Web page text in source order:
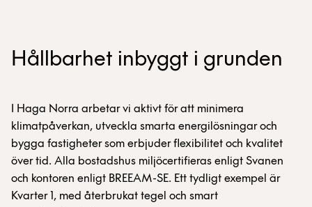
Hållbarhet inbyggt i grunden
I Haga Norra arbetar vi aktivt för att minimera
klimatpåverkan, utveckla smarta energilösningar och
bygga fastigheter som erbjuder flexibilitet och kvalitet
över tid. Alla bostadshus miljöcertifieras enligt Svanen
och kontoren enligt BREEAM-SE. Ett tydligt exempel är
Kvarter 1, med återbrukat tegel och smart